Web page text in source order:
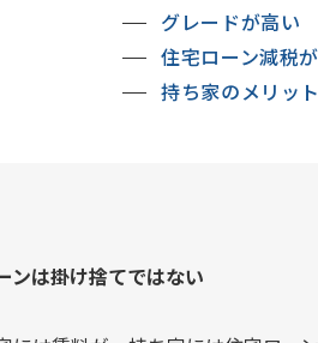
グレードが高い
住宅ローン減税
持ち家のメリッ
ンは掛け捨てではない